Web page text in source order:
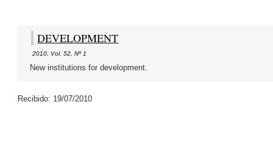
DEVELOPMENT
2010 Vol. 52 ,Nº 1
New institutions for development.
Recibido: 19/07/2010